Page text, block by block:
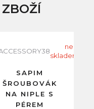
neni
skladem
SAPIM
ŠROUBOVÁK
NA NIPLE S
PÉREM